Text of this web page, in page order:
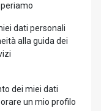
dati personali
alla guida dei
dei miei dati
un mio profilo